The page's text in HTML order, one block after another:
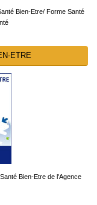
Bien-Etre/ Forme Santé
ETRE
Bien-Etre de l'Agence